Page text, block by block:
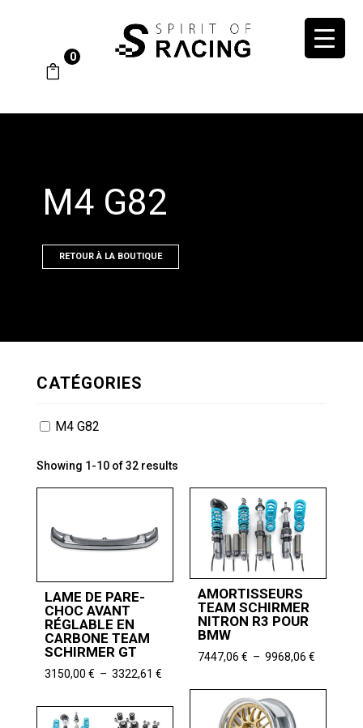
0
M4 G82
RETOUR À LA BOUTIQUE
CATÉGORIES
M4 G82
Showing 1-10 of 32 results
LAME DE PARE-
CHOC AVANT
RÉGLABLE EN
CARBONE TEAM
SCHIRMER GT
3150,00 € – 3322,61 €Plage
prix :
AMORTISSEURS
TEAM SCHIRMER
NITRON R3 POUR
BMW
7447,06 € – 9968,06 €Plage
prix :